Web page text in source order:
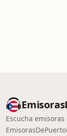
Escucha